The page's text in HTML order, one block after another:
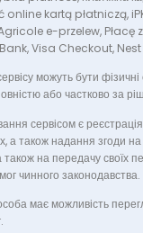
online kartą płatniczą,
e-przelew, Płacę
Visa Checkout,
можуть бути
або частково за
сервісом є
а також надання згоди
на передачу своїх
чинного законодавства.
має можливість